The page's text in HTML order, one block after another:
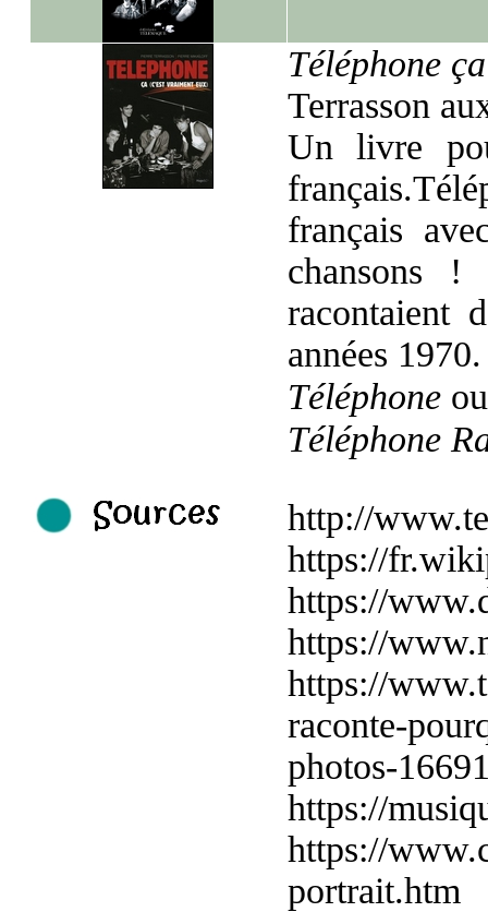
Téléphone
Terrasson
Un livre
français
chansons !
racontaient
années 1970.
Téléphone
Téléphone
http://
https://
https://
https://
https://
raconte-
photos-
https://
https://
portrait.htm